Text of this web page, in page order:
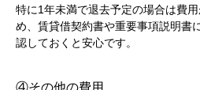
特に1年未満で退去予定の場合は費
め、賃貸借契約書や重要事項説明書
認しておくと安心です。
④その他の費用